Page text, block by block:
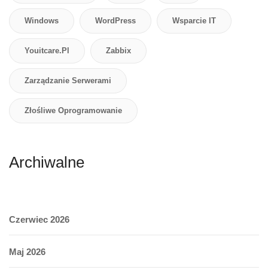
Windows WordPress Wsparcie IT
Youitcare.pl Zabbix
Zarządzanie Serwerami
Złośliwe Oprogramowanie
Archiwalne
Czerwiec 2026
Maj 2026